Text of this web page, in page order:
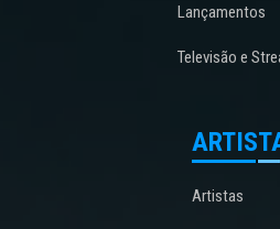
Lançamentos
Televisão e
Artistas